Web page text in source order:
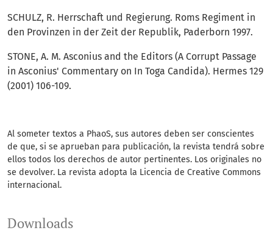
SCHULZ, R. Herrschaft und Regierung. Roms Regiment in
den Provinzen in der Zeit der Republik, Paderborn 1997.
STONE, A. M. Asconius and the Editors (A Corrupt Passage
in Asconius' Commentary on In Toga Candida). Hermes 129
(2001) 106-109.
Al someter textos a PhaoS, sus autores deben ser conscientes
de que, si se aprueban para publicación, la revista tendrá sobre
ellos todos los derechos de autor pertinentes. Los originales no
se devolver. La revista adopta la Licencia de Creative Commons
internacional.
Downloads